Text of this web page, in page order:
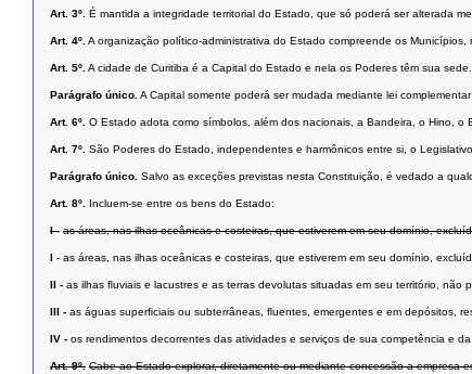
Art. 3º. É mantida a integridade territorial do Estado, que só poderá ser alterada
Art. 4º. A organização político-administrativa do Estado compreende os
Art. 5º. A cidade de Curitiba é a Capital do Estado e nela os Poderes têm sua sede.
Parágrafo único. A Capital somente poderá ser mudada mediante lei
Art. 6º. O Estado adota como símbolos, além dos nacionais, a Bandeira, o Hino, o
Art. 7º. São Poderes do Estado, independentes e harmônicos entre si, o
Parágrafo único. Salvo as exceções previstas nesta Constituição, é vedado a
Art. 8º. Incluem-se entre os bens do Estado:
I - as áreas, nas ilhas oceânicas e costeiras, que estiverem em seu domínio,
I - as áreas, nas ilhas oceânicas e costeiras, que estiverem em seu domínio,
II - as ilhas ﬂuviais e lacustres e as terras devolutas situadas em seu território, não
III - as águas superﬁciais ou subterrâneas, ﬂuentes, emergentes e em depósitos,
IV - os rendimentos decorrentes das atividades e serviços de sua competência e
Art. 9º. Cabe ao Estado explorar, diretamente ou mediante concessão a empresa